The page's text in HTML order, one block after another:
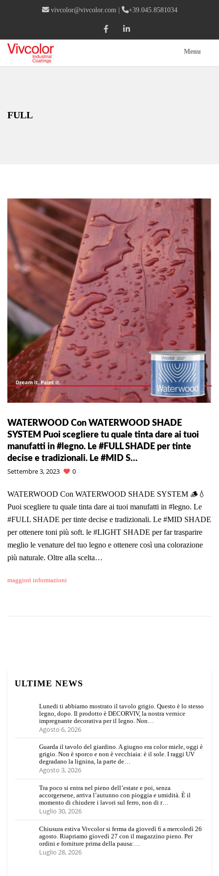
vivcolor@vivcolor.com | +39.045.8581034
Menu
FULL
WATERWOOD Con WATERWOOD SHADE
SYSTEM Puoi scegliere tu quale tinta dare ai tuoi
manufatti in #legno. Le #FULL SHADE per tinte
decise e tradizionali. Le #MID S…
Settembre 3, 2023
0
WATERWOOD Con WATERWOOD SHADE SYSTEM 🪵💧
Puoi scegliere tu quale tinta dare ai tuoi manufatti in #legno. Le
#FULL SHADE per tinte decise e tradizionali. Le #MID SHADE
per ottenere toni più soft. le #LIGHT SHADE per far trasparire
meglio le venature del tuo legno e ottenere così una colorazione
più naturale. Oltre alla scelta…
maggiori informazioni
ULTIME NEWS
Lunedi ti abbiamo mostrato il tavolo grigio. Questo è lo stesso
legno, dopo. Il prodotto è DECORVIV, la nostra vernice
impregnante decorativa per il legno. Non…
Agosto 6, 2026
Guarda il tavolo del giardino. A giugno era color miele, oggi è
grigio. Non è sporco e non è vecchiaia: è il sole. I raggi UV
degradano la lignina, la parte de…
Agosto 3, 2026
Tra poco si entra nel pieno dell’estate e poi, senza
accorgersene, arriva l’autunno con pioggia e umidità. È il
momento di chiudere i lavori sul ferro, non di r…
Luglio 30, 2026
Chiusura estiva Vivcolor si ferma da giovedì 6 a mercoledì 26
agosto. Riapriamo giovedì 27 con il magazzino pieno. Per
ordini e forniture prima della pausa:…
Luglio 28, 2026